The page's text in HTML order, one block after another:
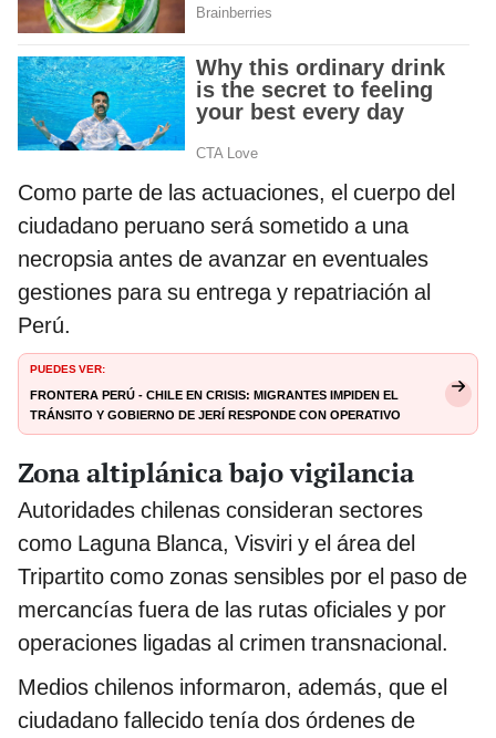
Como parte de las actuaciones, el cuerpo del
ciudadano peruano será sometido a una
necropsia antes de avanzar en eventuales
gestiones para su entrega y repatriación al
Perú.
PUEDES VER:
Frontera Perú - Chile en crisis: migrantes impiden el
tránsito y Gobierno de Jerí responde con operativo
especial
Zona altiplánica bajo vigilancia
Autoridades chilenas consideran sectores
como Laguna Blanca, Visviri y el área del
Tripartito como zonas sensibles por el paso de
mercancías fuera de las rutas oficiales y por
operaciones ligadas al crimen transnacional.
Medios chilenos informaron, además, que el
ciudadano fallecido tenía dos órdenes de